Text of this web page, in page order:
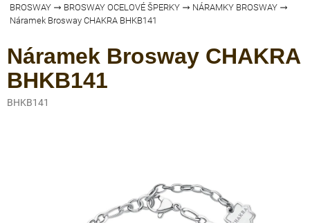
BROSWAY BROSWAY OCELOVÉ ŠPERKY
NÁRAMKY BROSWAY
Náramek Brosway CHAKRA BHKB141
Náramek Brosway CHAKRA
BHKB141
BHKB141